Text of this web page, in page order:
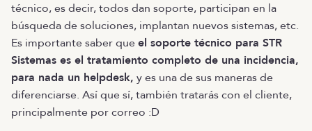
técnico, es decir, todos dan soporte, participan en la
búsqueda de soluciones, implantan nuevos sistemas, etc.
Es importante saber queel soporte técnico para STR
Sistemas es el tratamiento completo de una incidencia,
para nada un helpdesk, y es una de sus maneras de
diferenciarse. Así que sí, también tratarás con el cliente,
principalmente por correo :D